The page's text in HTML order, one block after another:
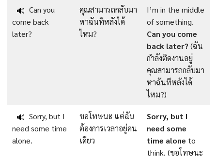
🔊 Can you
come back
later?
คุณสามารถกลับมา
หาฉันทีหลังได้
ไหม?
I’m in the middle
of something.
Can you come
back later? (ฉัน
กำลังติดงานอยู่
คุณสามารถกลับมา
หาฉันทีหลังได้
ไหม?)
🔊 Sorry, but I
need some time
alone.
ขอโทษนะ แต่ฉัน
ต้องการเวลาอยู่คน
เดียว
Sorry, but I
need some
time alone to
think. (ขอโทษนะ